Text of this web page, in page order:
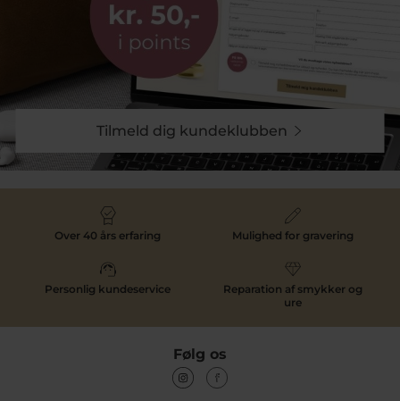
Tilmeld dig kundeklubben
Over 40 års erfaring Mulighed for gravering
Personlig kundeservice
Reparation af smykker og
ure
Følg os